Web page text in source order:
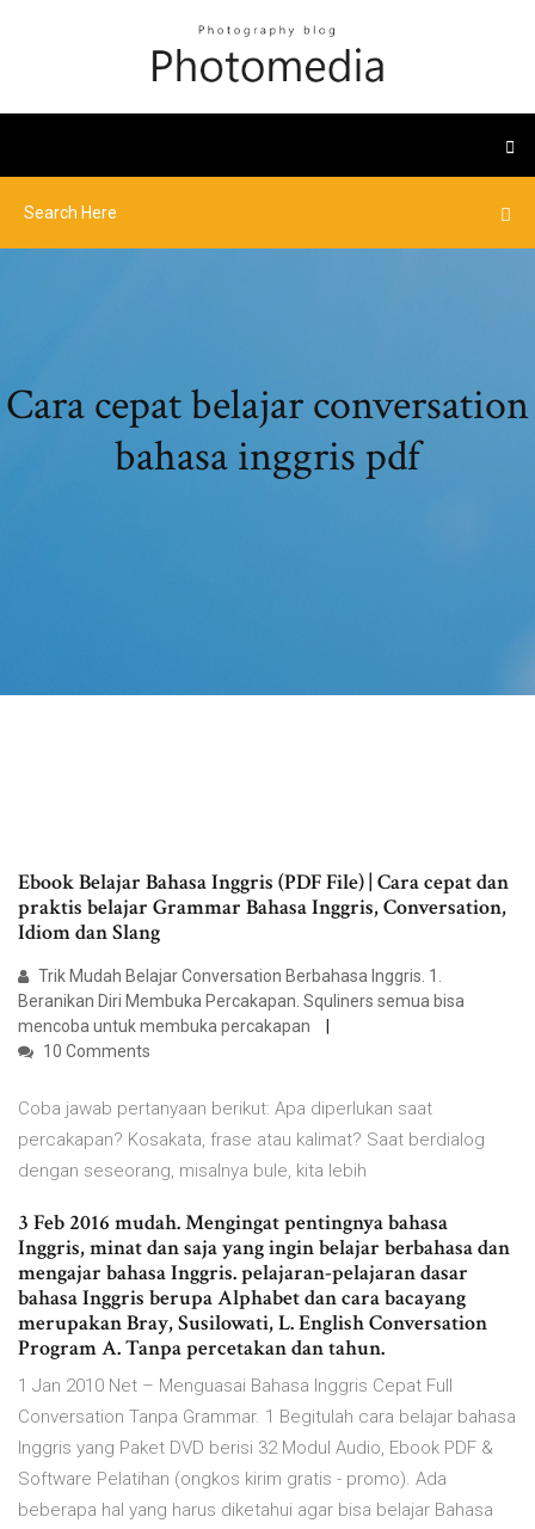
Cara cepat belajar conversation
bahasa inggris pdf
Ebook Belajar Bahasa Inggris (PDF File) | Cara cepat dan
praktis belajar Grammar Bahasa Inggris, Conversation,
Idiom dan Slang
Trik Mudah Belajar Conversation Berbahasa Inggris. 1.
Beranikan Diri Membuka Percakapan. Squliners semua bisa
mencoba untuk membuka percakapan
10 Comments
Coba jawab pertanyaan berikut: Apa diperlukan saat
percakapan? Kosakata, frase atau kalimat? Saat berdialog
dengan seseorang, misalnya bule, kita lebih
3 Feb 2016 mudah. Mengingat pentingnya bahasa
Inggris, minat dan saja yang ingin belajar berbahasa dan
mengajar bahasa Inggris. pelajaran-pelajaran dasar
bahasa Inggris berupa Alphabet dan cara bacayang
merupakan Bray, Susilowati, L. English Conversation
Program A. Tanpa percetakan dan tahun.
1 Jan 2010 Net – Menguasai Bahasa Inggris Cepat Full
Conversation Tanpa Grammar. 1 Begitulah cara belajar bahasa
Inggris yang Paket DVD berisi 32 Modul Audio, Ebook PDF &
Software Pelatihan (ongkos kirim gratis - promo). Ada
beberapa hal yang harus diketahui agar bisa belajar Bahasa